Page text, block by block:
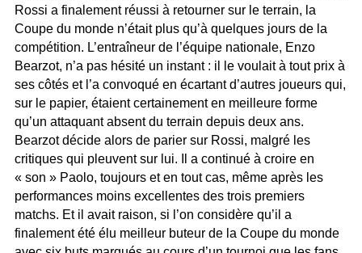
Rossi a finalement réussi à retourner sur le terrain, la
Coupe du monde n’était plus qu’à quelques jours de la
compétition. L’entraîneur de l’équipe nationale, Enzo
Bearzot, n’a pas hésité un instant : il le voulait à tout prix à
ses côtés et l’a convoqué en écartant d’autres joueurs qui,
sur le papier, étaient certainement en meilleure forme
qu’un attaquant absent du terrain depuis deux ans.
Bearzot décide alors de parier sur Rossi, malgré les
critiques qui pleuvent sur lui. Il a continué à croire en
« son » Paolo, toujours et en tout cas, même après les
performances moins excellentes des trois premiers
matchs. Et il avait raison, si l’on considère qu’il a
finalement été élu meilleur buteur de la Coupe du monde